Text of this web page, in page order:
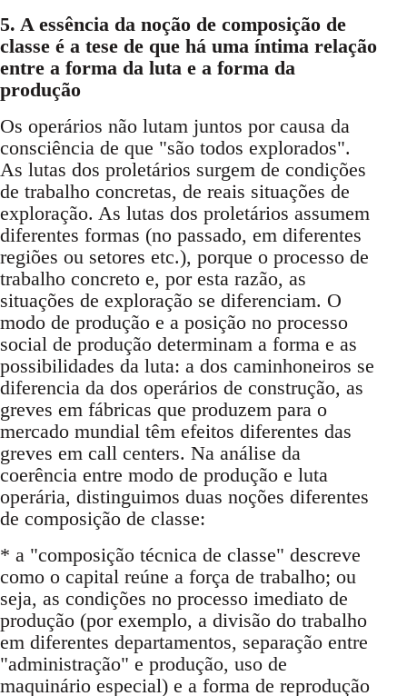
5. A essência da noção de composição de
classe é a tese de que há uma íntima relação
entre a forma da luta e a forma da
produção
Os operários não lutam juntos por causa da
consciência de que "são todos explorados".
As lutas dos proletários surgem de condições
de trabalho concretas, de reais situações de
exploração. As lutas dos proletários assumem
diferentes formas (no passado, em diferentes
regiões ou setores etc.), porque o processo de
trabalho concreto e, por esta razão, as
situações de exploração se diferenciam. O
modo de produção e a posição no processo
social de produção determinam a forma e as
possibilidades da luta: a dos caminhoneiros se
diferencia da dos operários de construção, as
greves em fábricas que produzem para o
mercado mundial têm efeitos diferentes das
greves em call centers. Na análise da
coerência entre modo de produção e luta
operária, distinguimos duas noções diferentes
de composição de classe:
* a "composição técnica de classe" descreve
como o capital reúne a força de trabalho; ou
seja, as condições no processo imediato de
produção (por exemplo, a divisão do trabalho
em diferentes departamentos, separação entre
"administração" e produção, uso de
maquinário especial) e a forma de reprodução